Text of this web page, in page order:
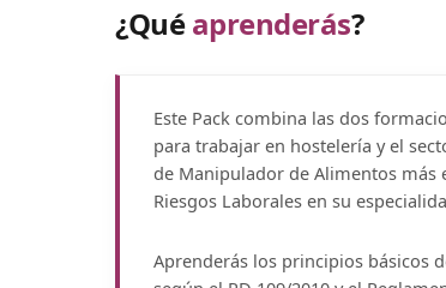
¿Quéaprenderás?
Este Pack combina las dos
para trabajar en hostelería y el
de Manipulador de Alimentos más
Riesgos Laborales en su
Aprenderás los principios básicos